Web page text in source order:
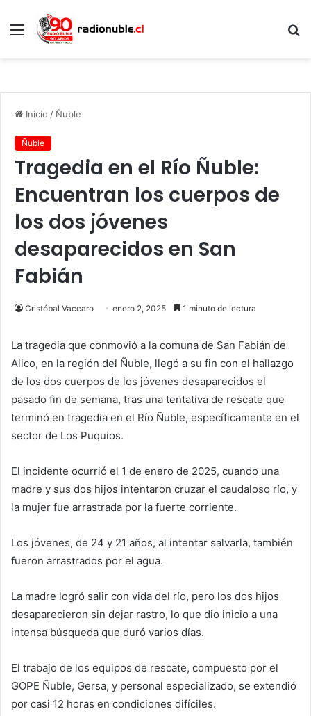
Menú
Inicio / Ñuble
Ñuble
Tragedia en el Río Ñuble:
Encuentran los cuerpos de
los dos jóvenes
desaparecidos en San
Fabián
Cristóbal Vaccaro enero 2, 2025 1 minuto de lectura
La tragedia que conmovió a la comuna de San Fabián de
Alico, en la región del Ñuble, llegó a su fin con el hallazgo
de los dos cuerpos de los jóvenes desaparecidos el
pasado fin de semana, tras una tentativa de rescate que
terminó en tragedia en el Río Ñuble, específicamente en el
sector de Los Puquios.
El incidente ocurrió el 1 de enero de 2025, cuando una
madre y sus dos hijos intentaron cruzar el caudaloso río, y
la mujer fue arrastrada por la fuerte corriente.
Los jóvenes, de 24 y 21 años, al intentar salvarla, también
fueron arrastrados por el agua.
La madre logró salir con vida del río, pero los dos hijos
desaparecieron sin dejar rastro, lo que dio inicio a una
intensa búsqueda que duró varios días.
El trabajo de los equipos de rescate, compuesto por el
GOPE Ñuble, Gersa, y personal especializado, se extendió
por casi 12 horas en condiciones difíciles.